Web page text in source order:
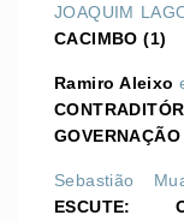
JOAQUIM
CACIMBO (1)
Ramiro Aleixo
Sebastião
ESCUTE: